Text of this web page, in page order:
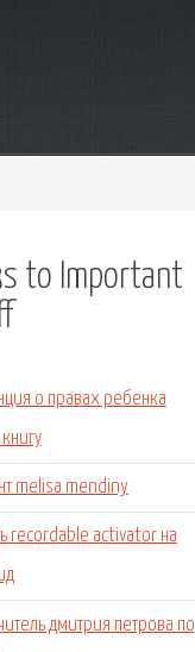
to Important
о правах ребенка
melisa mendiny
recordable activator на
дмитрия петрова по